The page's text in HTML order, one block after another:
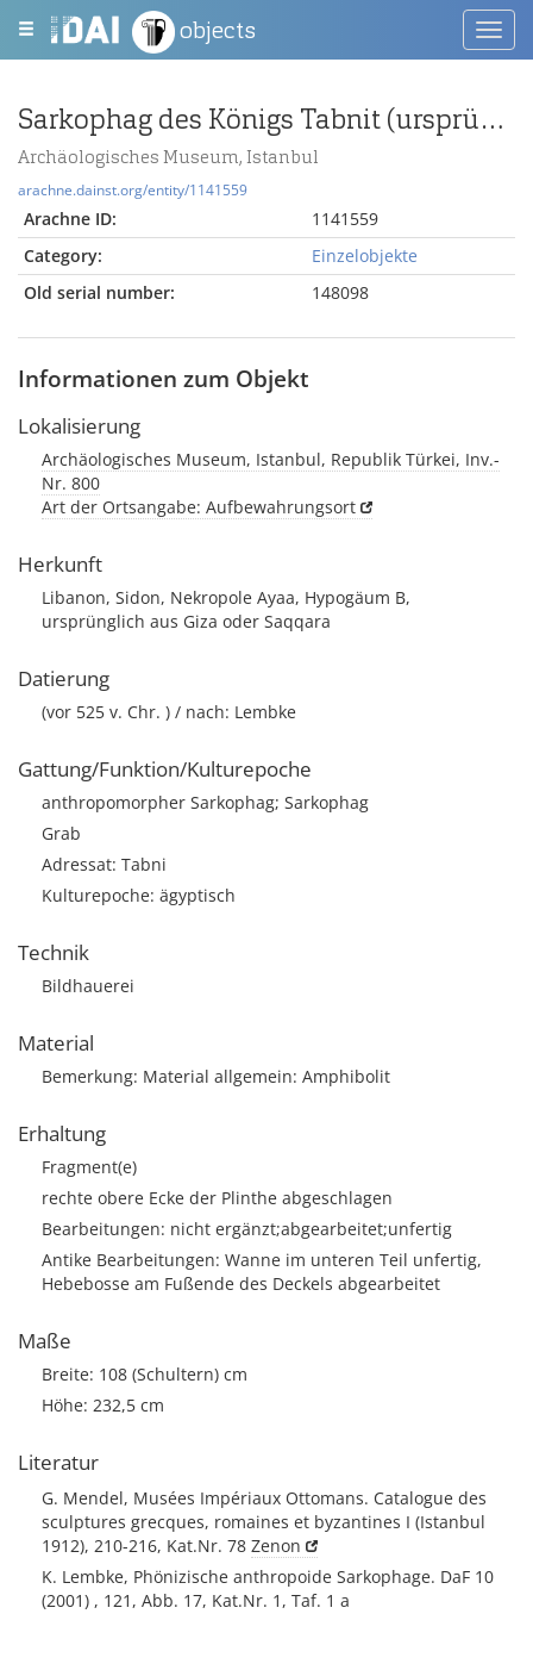
objects
Sarkophag des Königs Tabnit (ursprünglich für Pa-en-Ptah)
Archäologisches Museum, Istanbul
arachne.dainst.org/entity/1141559
Arachne ID:
1141559
Category:
Einzelobjekte
Old serial number:
148098
Informationen zum Objekt
Lokalisierung
Archäologisches Museum, Istanbul, Republik Türkei, Inv.-
Nr. 800
Art der Ortsangabe: Aufbewahrungsort
Herkunft
Libanon, Sidon, Nekropole Ayaa, Hypogäum B,
ursprünglich aus Giza oder Saqqara
Datierung
(vor 525 v. Chr. ) / nach: Lembke
Gattung/Funktion/Kulturepoche
anthropomorpher Sarkophag; Sarkophag
Grab
Adressat: Tabni
Kulturepoche: ägyptisch
Technik
Bildhauerei
Material
Bemerkung: Material allgemein: Amphibolit
Erhaltung
Fragment(e)
rechte obere Ecke der Plinthe abgeschlagen
Bearbeitungen: nicht ergänzt;abgearbeitet;unfertig
Antike Bearbeitungen: Wanne im unteren Teil unfertig,
Hebebosse am Fußende des Deckels abgearbeitet
Maße
Breite: 108 (Schultern) cm
Höhe: 232,5 cm
Literatur
G. Mendel, Musées Impériaux Ottomans. Catalogue des
sculptures grecques, romaines et byzantines I (Istanbul
1912), 210-216, Kat.Nr. 78 Zenon
K. Lembke, Phönizische anthropoide Sarkophage. DaF 10
(2001) , 121, Abb. 17, Kat.Nr. 1, Taf. 1 a